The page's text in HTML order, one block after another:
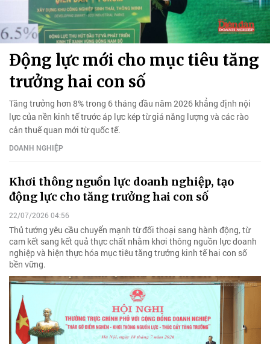
Động lực mới cho mục tiêu tăng
trưởng hai con số
Tăng trưởng hơn 8% trong 6 tháng đầu năm 2026 khẳng định nội
lực của nền kinh tế trước áp lực kép từ giá năng lượng và các rào
cản thuế quan mới từ quốc tế.
DOANH NGHIỆP
Khơi thông nguồn lực doanh nghiệp, tạo
động lực cho tăng trưởng hai con số
22/07/2026 04:56
Thủ tướng yêu cầu chuyển mạnh từ đối thoại sang hành động, từ
cam kết sang kết quả thực chất nhằm khơi thông nguồn lực doanh
nghiệp và hiện thực hóa mục tiêu tăng trưởng kinh tế hai con số
bền vững.